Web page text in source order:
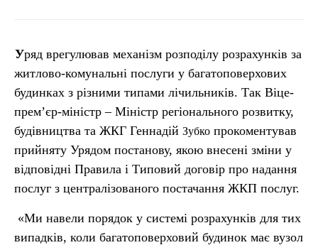
Уряд врегулював механізм розподілу розрахунків за
житлово-комунальні послуги у багатоповерхових
будинках з різними типами лічильників. Так Віце-
прем’єр-міністр – Міністр регіонального розвитку,
будівництва та ЖКГ Геннадій Зубко прокоментував
прийняту Урядом постанову, якою внесені зміни у
відповідні Правила і Типовий договір про надання
послуг з централізованого постачання ЖКП послуг.
«Ми навели порядок у системі розрахунків для тих
випадків, коли багатоповерховий будинок має вузол